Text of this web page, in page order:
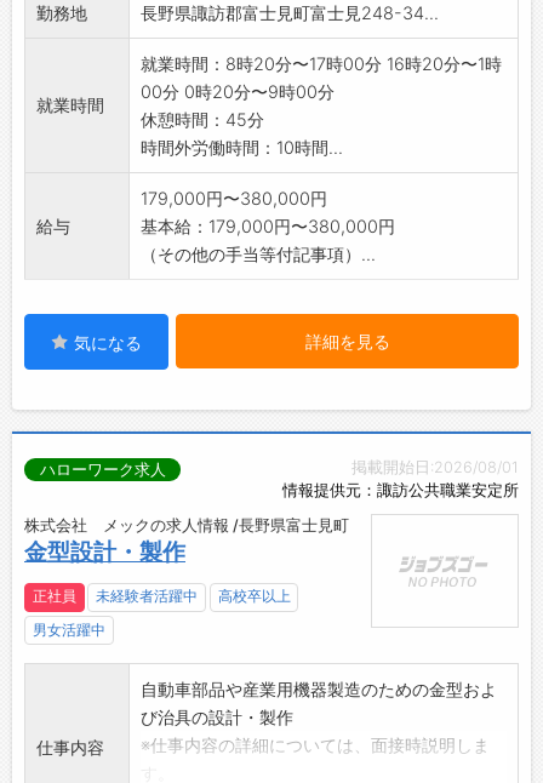
勤務地 長野県諏訪郡富士見町富士見248-34...
就業時間
就業時間：8時20分〜17時00分 16時20分〜1時
00分 0時20分〜9時00分
休憩時間：45分
時間外労働時間：10時間...
給与
179,000円〜380,000円
基本給：179,000円〜380,000円
（その他の手当等付記事項）...
気になる 詳細を見る
掲載開始日:2026/08/01
情報提供元：諏訪公共職業安定所
ハローワーク求人
株式会社 メックの求人情報 /長野県富士見町
金型設計・製作
正社員 未経験者活躍中
高校卒以上
男女活躍中
仕事内容
自動車部品や産業用機器製造のための金型およ
び治具の設計・製作
※仕事内容の詳細については、面接時説明しま